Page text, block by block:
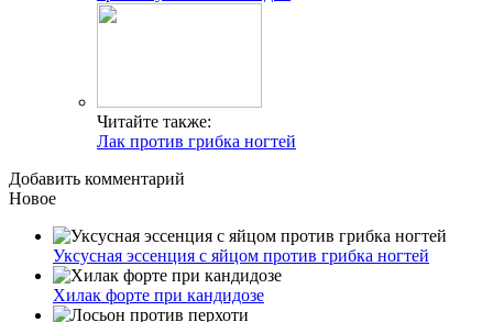
Читайте также:
Лак против грибка ногтей
Добавить комментарий
Новое
Уксусная эссенция с яйцом против грибка ногтей
Хилак форте при кандидозе